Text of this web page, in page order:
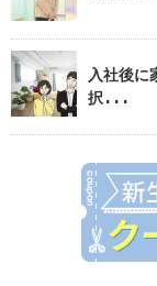
入社後に
択...